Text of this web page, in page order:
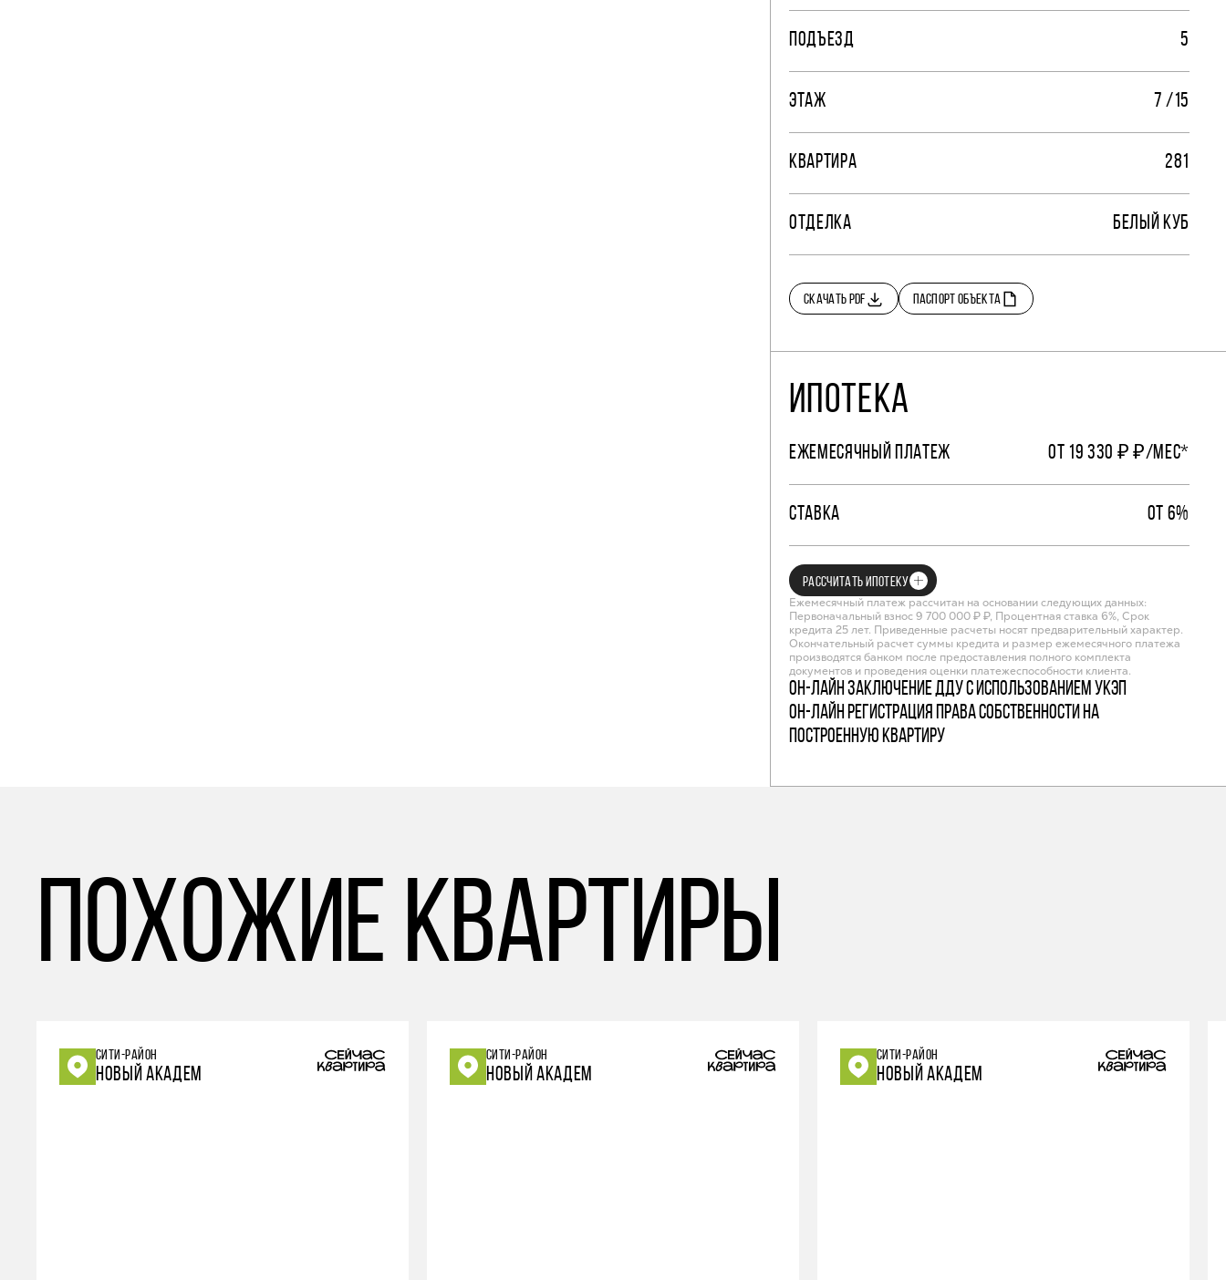
ПОДЪЕЗД 5
ЭТАЖ 7 /15
КВАРТИРА 281
ОТДЕЛКА БЕЛЫЙ КУБ
СКАЧАТЬ PDF ПАСПОРТ ОБЪЕКТА
ИПОТЕКА
ЕЖЕМЕСЯЧНЫЙ ПЛАТЕЖ ОТ 19 330 ₽ ₽/МЕС*
СТАВКА ОТ 6%
РАССЧИТАТЬ ИПОТЕКУ
Ежемесячный платеж рассчитан на основании следующих данных:
Первоначальный взнос 9 700 000 ₽ ₽, Процентная ставка 6%, Срок
кредита 25 лет. Приведенные расчеты носят предварительный характер.
Окончательный расчет суммы кредита и размер ежемесячного платежа
производятся банком после предоставления полного комплекта
документов и проведения оценки платежеспособности клиента.
Он-лайн заключение ДДУ с использованием УКЭП
Он-лайн регистрация права собственности на
построенную квартиру
похожие квартиры
СИТИ-РАЙОН
НОВЫЙ АКАДЕМ
СИТИ-РАЙОН
НОВЫЙ АКАДЕМ
СИТИ-РАЙОН
НОВЫЙ АКАДЕМ